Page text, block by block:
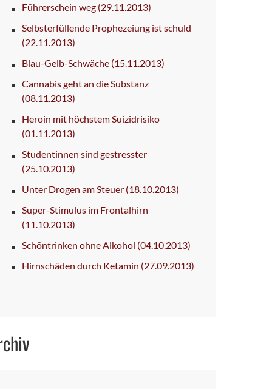
Führerschein weg (29.11.2013)
Selbsterfüllende Prophezeiung ist schuld
(22.11.2013)
Blau-Gelb-Schwäche (15.11.2013)
Cannabis geht an die Substanz
(08.11.2013)
Heroin mit höchstem Suizidrisiko
(01.11.2013)
Studentinnen sind gestresster
(25.10.2013)
Unter Drogen am Steuer (18.10.2013)
Super-Stimulus im Frontalhirn
(11.10.2013)
Schöntrinken ohne Alkohol (04.10.2013)
Hirnschäden durch Ketamin (27.09.2013)